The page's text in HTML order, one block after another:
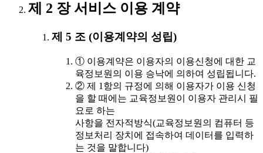
제 2 장 서비스 이용 계약
제 5 조 (이용계약의 성립)
① 이용계약은 이용자의 이용신청에 대한 교
육정보원의 이용 승낙에 의하여 성립됩니다.
② 제 1항의 규정에 의해 이용자가 이용 신청
을 할 때에는 교육정보원이 이용자 관리시 필
요로 하는
사항을 전자적방식(교육정보원의 컴퓨터 등
정보처리 장치에 접속하여 데이터를 입력하
는 것을 말합니다)